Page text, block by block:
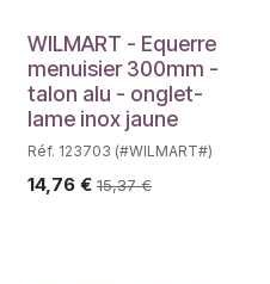
WILMART - Equerre
menuisier 300mm -
talon alu - onglet-
lame inox jaune
Réf. 123703 (#WILMART#)
14,76 € 15,37€